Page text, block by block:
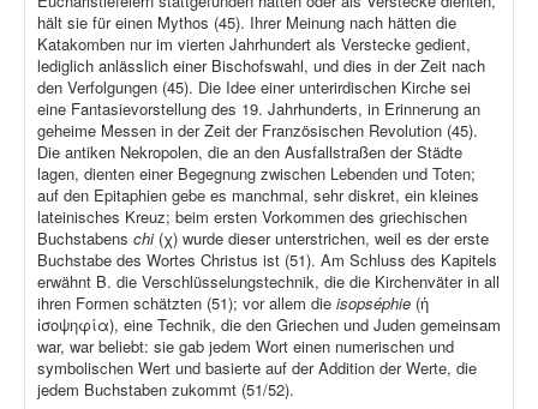
hält sie für einen Mythos (45). Ihrer Meinung nach hätten die
Katakomben nur im vierten Jahrhundert als Verstecke gedient,
lediglich anlässlich einer Bischofswahl, und dies in der Zeit nach
den Verfolgungen (45). Die Idee einer unterirdischen Kirche sei
eine Fantasievorstellung des 19. Jahrhunderts, in Erinnerung an
geheime Messen in der Zeit der Französischen Revolution (45).
Die antiken Nekropolen, die an den Ausfallstraßen der Städte
lagen, dienten einer Begegnung zwischen Lebenden und Toten;
auf den Epitaphien gebe es manchmal, sehr diskret, ein kleines
lateinisches Kreuz; beim ersten Vorkommen des griechischen
Buchstabens chi (χ) wurde dieser unterstrichen, weil es der erste
Buchstabe des Wortes Christus ist (51). Am Schluss des Kapitels
erwähnt B. die Verschlüsselungstechnik, die die Kirchenväter in all
ihren Formen schätzten (51); vor allem die isopséphie (ἡ
ἰσοψηφία), eine Technik, die den Griechen und Juden gemeinsam
war, war beliebt: sie gab jedem Wort einen numerischen und
symbolischen Wert und basierte auf der Addition der Werte, die
jedem Buchstaben zukommt (51/52).